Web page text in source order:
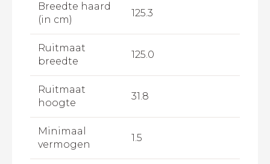
Breedte haard
(in cm)
125.3
Ruitmaat
breedte
125.0
Ruitmaat
hoogte
31.8
Minimaal
vermogen
1.5